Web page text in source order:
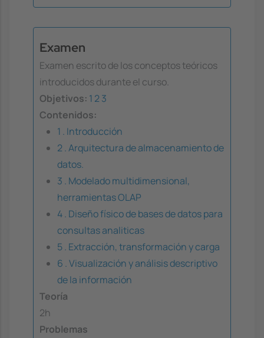
Examen
Examen escrito de los conceptos teóricos
introducidos durante el curso.
Objetivos: 1 23
Contenidos:
1 . Introducción
2 . Arquitectura de almacenamiento de
datos.
3 . Modelado multidimensional,
herramientas OLAP
4 . Diseño físico de bases de datos para
consultas analiticas
5 . Extracción, transformación y carga
6 . Visualización y análisis descriptivo
de la información
Teoría
2h
Problemas